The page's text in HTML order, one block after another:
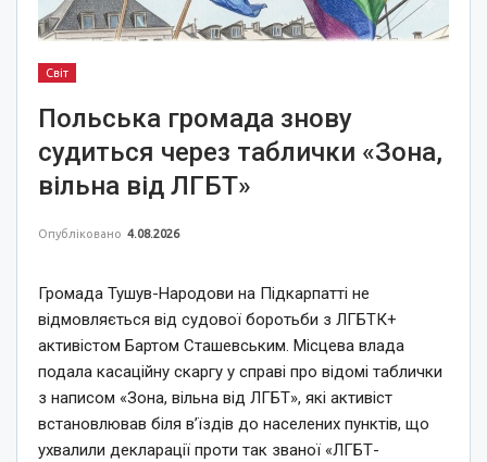
Світ
Польська громада знову
судиться через таблички «Зона,
вільна від ЛГБТ»
Опубліковано 4.08.2026
Громада Тушув-Народови на Підкарпатті не
відмовляється від судової боротьби з ЛГБТК+
активістом Бартом Сташевським. Місцева влада
подала касаційну скаргу у справі про відомі таблички
з написом «Зона, вільна від ЛГБТ», які активіст
встановлював біля в’їздів до населених пунктів, що
ухвалили декларації проти так званої «ЛГБТ-